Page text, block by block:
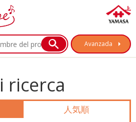
Avanzada
ricerca
人気順